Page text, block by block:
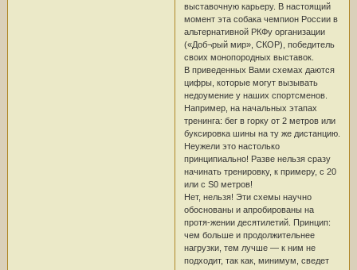
выставочную карьеру. В настоящий
момент эта собака чемпион России в
альтернативной РКФу организации
(«Доб¬рый мир», СКОР), победитель
своих монопородных выставок.
В приведенных Вами схемах даются
цифры, которые могут вызывать
недоумение у наших спортсменов.
Например, на начальных этапах
тренинга: бег в горку от 2 метров или
буксировка шины на ту же дистанцию.
Неужели это настолько
принципиально! Разве нельзя сразу
начинать тренировку, к примеру, с 20
или с S0 метров!
Нет, нельзя! Эти схемы научно
обоснованы и апробированы на
протя-жении десятилетий. Принцип:
чем больше и продолжительнее
нагрузки, тем лучше — к ним не
подходит, так как, минимум, сведет